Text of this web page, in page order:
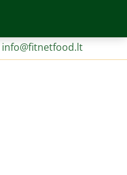
info@fitnetfood.lt